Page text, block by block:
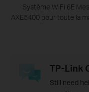
Système WiFi 6E
AXE5400 pour toute la
TP-Link
Still need